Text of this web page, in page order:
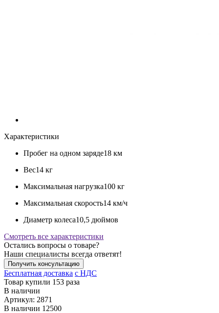
Характеристики
Пробег на одном заряде18 км
Вес14 кг
Максимальная нагрузка100 кг
Максимальная скорость14 км/ч
Диаметр колеса10,5 дюймов
Смотреть все характеристики
Остались вопросы о товаре?
Наши специалисты всегда ответят!
Получить консультацию
Бесплатная доставка c НДС
Товар купили 153 раза
В наличии
Артикул: 2871
В наличии 12500